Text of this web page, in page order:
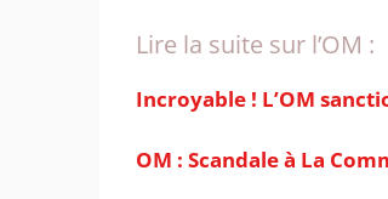
Lire la suite sur l’OM :
Incroyable ! L’OM
OM : Scandale à La